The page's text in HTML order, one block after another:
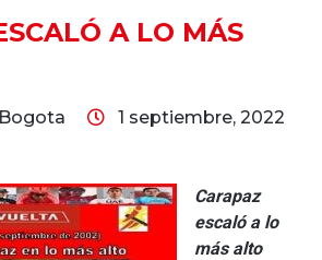
A LO MÁS
1 septiembre, 2022
Carapaz
escaló a lo
más alto